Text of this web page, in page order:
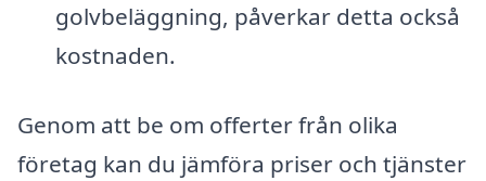
golvbeläggning, påverkar detta också
kostnaden.
Genom att be om offerter från olika
företag kan du jämföra priser och tjänster